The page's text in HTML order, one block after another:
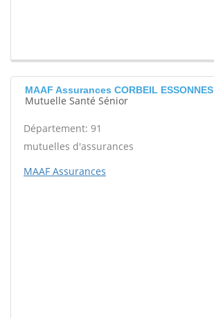
MAAF Assurances CORBEIL ESSONNES
Mutuelle Santé Sénior
Département: 91
mutuelles d'assurances
MAAF Assurances